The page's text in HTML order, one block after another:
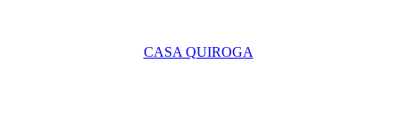
CASA QUIROGA